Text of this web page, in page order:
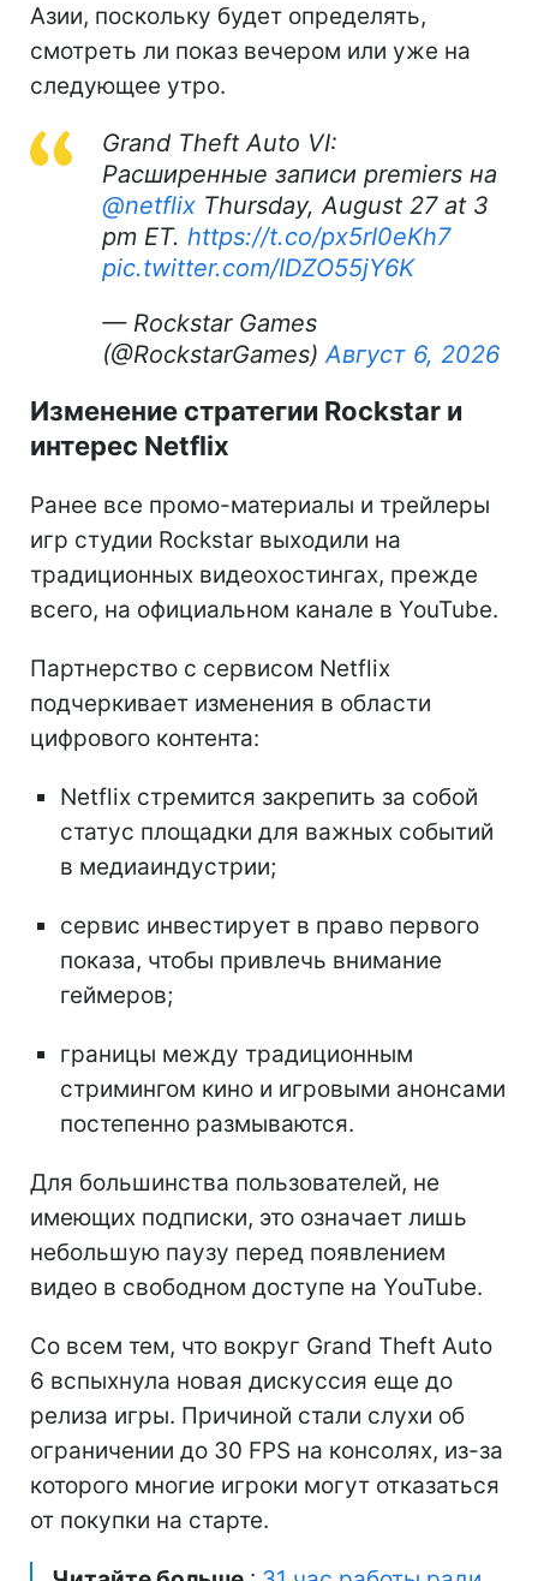
Азии, поскольку будет определять,
смотреть ли показ вечером или уже на
следующее утро.
Grand Theft Auto VI:
Расширенные записи premiers на
@netflix Thursday, August 27 at 3
pm ET. https://t.co/px5rI0eKh7
pic.twitter.com/IDZO55jY6K
— Rockstar Games
(@RockstarGames) Август 6, 2026
Изменение стратегии Rockstar и
интерес Netflix
Ранее все промо-материалы и трейлеры
игр студии Rockstar выходили на
традиционных видеохостингах, прежде
всего, на официальном канале в YouTube.
Партнерство с сервисом Netflix
подчеркивает изменения в области
цифрового контента:
Netflix стремится закрепить за собой
статус площадки для важных событий
в медиаиндустрии;
сервис инвестирует в право первого
показа, чтобы привлечь внимание
геймеров;
границы между традиционным
стримингом кино и игровыми анонсами
постепенно размываются.
Для большинства пользователей, не
имеющих подписки, это означает лишь
небольшую паузу перед появлением
видео в свободном доступе на YouTube.
Со всем тем, что вокруг Grand Theft Auto
6 вспыхнула новая дискуссия еще до
релиза игры. Причиной стали слухи об
ограничении до 30 FPS на консолях, из-за
которого многие игроки могут отказаться
от покупки на старте.